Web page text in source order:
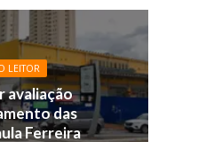
LEITOR
avaliação
das
Ferreira